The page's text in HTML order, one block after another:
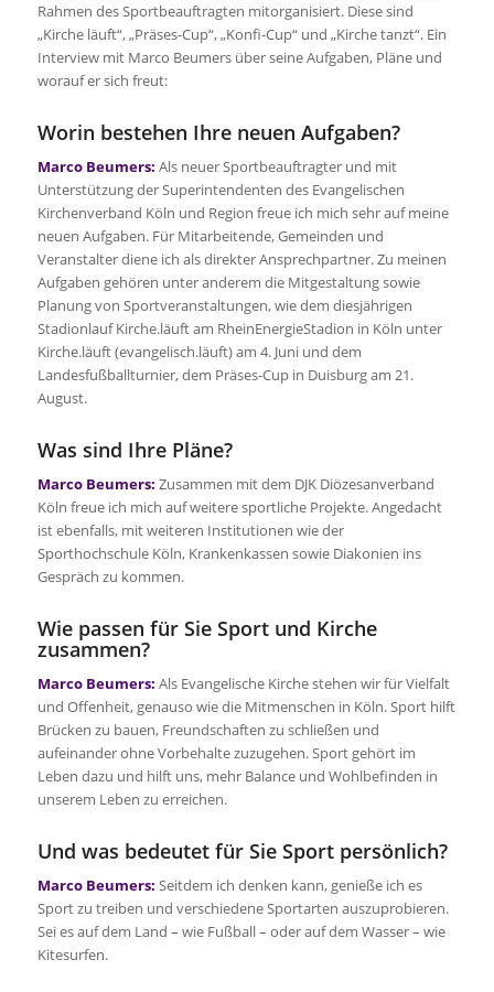
Rahmen des Sportbeauftragten mitorganisiert. Diese sind
„Kirche läuft“, „Präses-Cup“, „Konfi-Cup“ und „Kirche tanzt“. Ein
Interview mit Marco Beumers über seine Aufgaben, Pläne und
worauf er sich freut:
Worin bestehen Ihre neuen Aufgaben?
Marco Beumers: Als neuer Sportbeauftragter und mit
Unterstützung der Superintendenten des Evangelischen
Kirchenverband Köln und Region freue ich mich sehr auf meine
neuen Aufgaben. Für Mitarbeitende, Gemeinden und
Veranstalter diene ich als direkter Ansprechpartner. Zu meinen
Aufgaben gehören unter anderem die Mitgestaltung sowie
Planung von Sportveranstaltungen, wie dem diesjährigen
Stadionlauf Kirche.läuft am RheinEnergieStadion in Köln unter
Kirche.läuft (evangelisch.läuft) am 4. Juni und dem
Landesfußballturnier, dem Präses-Cup in Duisburg am 21.
August.
Was sind Ihre Pläne?
Marco Beumers: Zusammen mit dem DJK Diözesanverband
Köln freue ich mich auf weitere sportliche Projekte. Angedacht
ist ebenfalls, mit weiteren Institutionen wie der
Sporthochschule Köln, Krankenkassen sowie Diakonien ins
Gespräch zu kommen.
Wie passen für Sie Sport und Kirche
zusammen?
Marco Beumers: Als Evangelische Kirche stehen wir für Vielfalt
und Offenheit, genauso wie die Mitmenschen in Köln. Sport hilft
Brücken zu bauen, Freundschaften zu schließen und
aufeinander ohne Vorbehalte zuzugehen. Sport gehört im
Leben dazu und hilft uns, mehr Balance und Wohlbefinden in
unserem Leben zu erreichen.
Und was bedeutet für Sie Sport persönlich?
Marco Beumers: Seitdem ich denken kann, genieße ich es
Sport zu treiben und verschiedene Sportarten auszuprobieren.
Sei es auf dem Land – wie Fußball – oder auf dem Wasser – wie
Kitesurfen.